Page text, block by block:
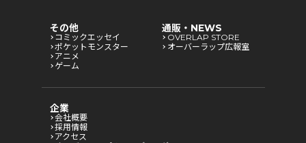
その他
コミックエッセイ
ポケットモンスター
アニメ
ゲーム
通販・NEWS
OVERLAP STORE
オーバーラップ広報室
企業
会社概要
採用情報
アクセス